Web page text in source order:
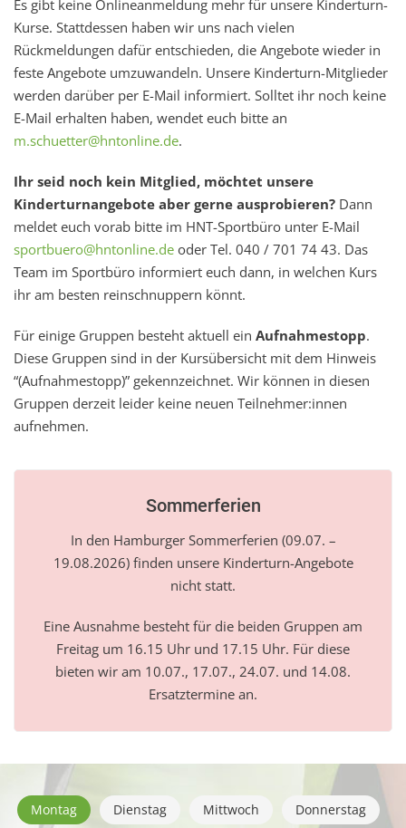
Es gibt keine Onlineanmeldung mehr für unsere Kinderturn-
Kurse. Stattdessen haben wir uns nach vielen
Rückmeldungen dafür entschieden, die Angebote wieder in
feste Angebote umzuwandeln. Unsere Kinderturn-Mitglieder
werden darüber per E-Mail informiert. Solltet ihr noch keine
E-Mail erhalten haben, wendet euch bitte an
m.schuetter@hntonline.de.
Ihr seid noch kein Mitglied, möchtet unsere
Kinderturnangebote aber gerne ausprobieren? Dann
meldet euch vorab bitte im HNT-Sportbüro unter E-Mail
sportbuero@hntonline.de oder Tel. 040 / 701 74 43. Das
Team im Sportbüro informiert euch dann, in welchen Kurs
ihr am besten reinschnuppern könnt.
Für einige Gruppen besteht aktuell ein Aufnahmestopp.
Diese Gruppen sind in der Kursübersicht mit dem Hinweis
“(Aufnahmestopp)” gekennzeichnet. Wir können in diesen
Gruppen derzeit leider keine neuen Teilnehmer:innen
aufnehmen.
Sommerferien
In den Hamburger Sommerferien (09.07. –
19.08.2026) finden unsere Kinderturn-Angebote
nicht statt.
Eine Ausnahme besteht für die beiden Gruppen am
Freitag um 16.15 Uhr und 17.15 Uhr. Für diese
bieten wir am 10.07., 17.07., 24.07. und 14.08.
Ersatztermine an.
Montag Dienstag Mittwoch Donnerstag